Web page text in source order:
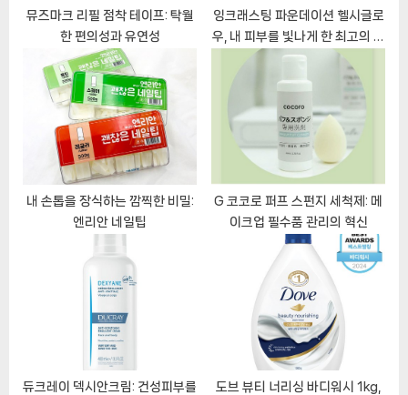
t
뮤즈마크 리필 점착 테이프: 탁월
한 편의성과 유연성
잉크래스팅 파운데이션 헬시글로
우, 내 피부를 빛나게 한 최고의 선
택!
내 손톱을 장식하는 깜찍한 비밀:
엔리안 네일팁
G 코코로 퍼프 스펀지 세척제: 메
이크업 필수품 관리의 혁신
듀크레이 덱시안크림: 건성피부를
도브 뷰티 너리싱 바디워시 1kg,